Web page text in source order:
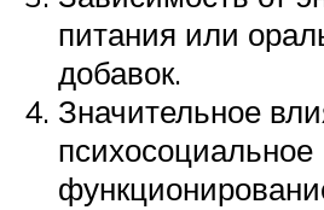
питания или
добавок.
Значительное
психосоциальное